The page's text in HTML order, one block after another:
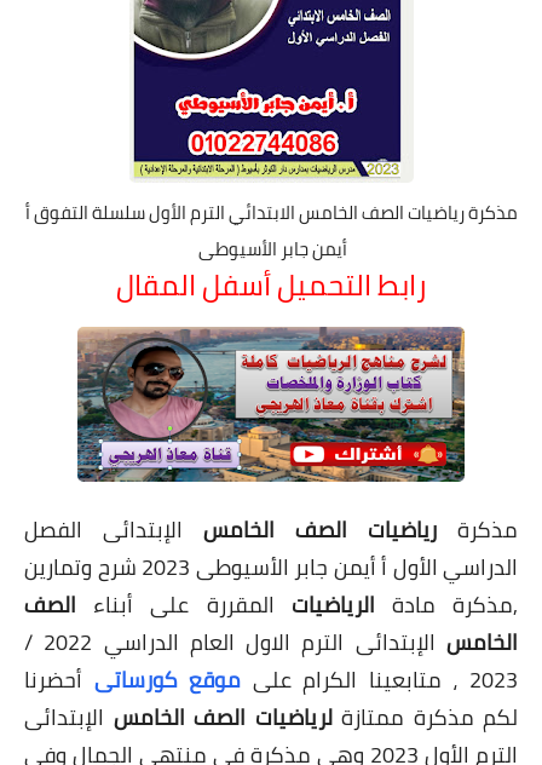
مذكرة رياضيات الصف الخامس الابتدائي الترم الأول سلسلة التفوق أ
أيمن جابر الأسيوطى
رابط التحميل أسفل المقال
مذكرة رياضيات الصف الخامس الإبتدائى الفصل
الدراسي الأول أ أيمن جابر الأسيوطى 2023 شرح وتمارين
,مذكرة مادة الرياضيات المقررة على أبناء الصف
الخامس
الإبتدائى الترم الاول العام الدراسي 2022 /
2023 ، متابعينا الكرام على
موقع كورساتى أحضرنا
لكم مذكرة ممتازةلرياضيات الصف الخامس الإبتدائى
الترم الأول 2023 وهى مذكرة في منتهى الجمال وفي